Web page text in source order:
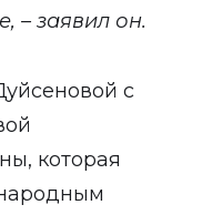
– заявил он.
с
которая